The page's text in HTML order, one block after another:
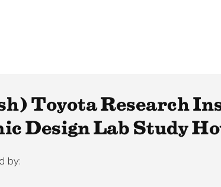
Toyota Research
Design Lab Study
by: